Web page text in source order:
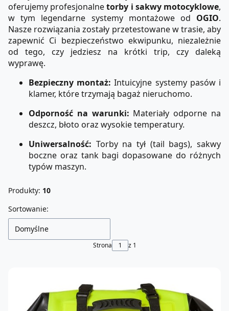
oferujemy profesjonalnetorby i sakwy motocyklowe,
w tym legendarne systemy montażowe od OGIO.
Nasze rozwiązania zostały przetestowane w trasie, aby
zapewnić Ci bezpieczeństwo ekwipunku, niezależnie
od tego, czy jedziesz na krótki trip, czy daleką
wyprawę.
Bezpieczny montaż: Intuicyjne systemy pasów i
klamer, które trzymają bagaż nieruchomo.
Odporność na warunki: Materiały odporne na
deszcz, błoto oraz wysokie temperatury.
Uniwersalność: Torby na tył (tail bags), sakwy
boczne oraz tank bagi dopasowane do różnych
typów maszyn.
Produkty: 10
Lista produktów
Sortowanie:
Domyślne
Strona z 1